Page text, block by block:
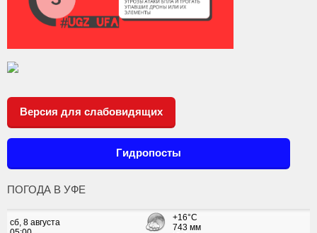
Версия для слабовидящих
Гидропосты
ПОГОДА В УФЕ